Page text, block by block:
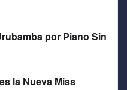
por Piano Sin
la Nueva Miss